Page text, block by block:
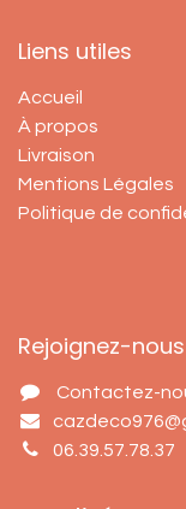
Liens utiles
Accueil
À propos
Livraison
Mentions Légales
Politique de
Rejoignez-nous
Contactez-
06.39.57.78.37